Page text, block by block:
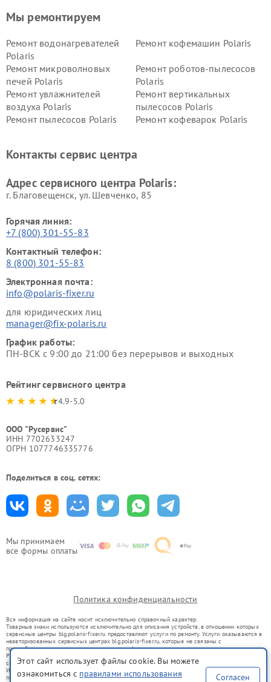
Мы принимаем
все формы оплаты
Мы ремонтируем
Ремонт водонагревателей
Polaris
Ремонт кофемашин Polaris
Ремонт микроволновых
печей Polaris
Ремонт роботов-пылесосов
Polaris
Ремонт увлажнителей
воздуха Polaris
Ремонт вертикальных
пылесосов Polaris
Ремонт пылесосов Polaris
Ремонт кофеварок Polaris
Контакты сервис центра
Адрес сервисного центра Polaris:
г. Благовещенск, ул. Шевченко, 85
Горячая линия:
+7 (800) 301-55-83
Контактный телефон:
8 (800) 301-55-83
Электронная почта:
info@polaris-fixer.ru
для юридических лиц
manager@fix-polaris.ru
График работы:
ПН-ВСК с 9:00 до 21:00 без перерывов и выходных
Рейтинг сервисного центра
4.9-5.0
ООО "Русервис"
ИНН 7702633247
ОГРН 1077746335776
Поделиться в соц. сетях:
Политика конфиденциальности
Вся информация на сайте носит исключительно справочный характер.
Товарные знаки используются исключительно для описания устройств, в отношении которых
сервисные центры blg.polaris-fixer.ru предоставляют услуги по ремонту. Услуги оказываются в
неавторизованных сервисных центрах blg.polaris-fixer.ru, которые не связаны с
правообладателями товарных знаков или их официальными представителями.
Ремонт осуществляется для устройств, уже введенных в гражданский оборот в соответствии
со статьей 1487 ГК РФ.
Использование товарных знаков не преследует цели индивидуализации услуг или введения
потребителей в заблуждение, а служит для информирования о предоставляемых услугах по
Этот сайт использует файлы cookie. Вы можете
ознакомиться с правилами использования
Согласен